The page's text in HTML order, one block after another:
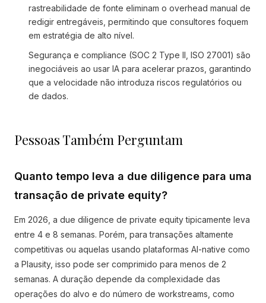
rastreabilidade de fonte eliminam o overhead manual de
redigir entregáveis, permitindo que consultores foquem
em estratégia de alto nível.
Segurança e compliance (SOC 2 Type II, ISO 27001) são
inegociáveis ao usar IA para acelerar prazos, garantindo
que a velocidade não introduza riscos regulatórios ou
de dados.
Pessoas Também Perguntam
Quanto tempo leva a due diligence para uma
transação de private equity?
Em 2026, a due diligence de private equity tipicamente leva
entre 4 e 8 semanas. Porém, para transações altamente
competitivas ou aquelas usando plataformas AI-native como
a Plausity, isso pode ser comprimido para menos de 2
semanas. A duração depende da complexidade das
operações do alvo e do número de workstreams, como